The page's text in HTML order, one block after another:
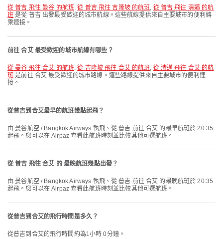
從 普吉 飛往 曼谷 的航班,從 普吉 飛往 吉隆坡 的航班, 從 普吉 飛往 清邁 的航
班 是從 普吉 出發最受歡迎的城市航線。這些航線提供來自主要城市的便利轉
乘連接。
前往 合艾 最受歡迎的城市航線有哪些？
從 曼谷 飛往 合艾 的航班,從 吉隆坡 飛往 合艾 的航班, 從 清邁 飛往 合艾 的航
班 是前往 合艾 最受歡迎的城市路線。這些路線提供來自主要城市的便利連
接。
從普吉到合艾最早的航班幾點起飛？
由 曼谷航空 / Bangkok Airways 執飛、從 普吉 前往 合艾 的最早航班於 20:35
起飛。您可以在 Airpaz 查看此航班時刻並比較其他可選航班。
從 普吉 飛往 合艾 的 最晚航班幾點出發？
由 曼谷航空 / Bangkok Airways 執飛、從 普吉 前往 合艾 的最晚航班於 20:35
起飛。您可以在 Airpaz 查看此航班時刻並比較其他可選航班。
從普吉到合艾的飛行時間是多久？
從普吉到合艾的飛行時間約為1小時 0分鐘。